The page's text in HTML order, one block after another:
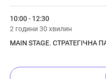
10:00 - 12:30
2 години 30 хвилин
MAIN STAGE. СТРАТЕГІЧНА